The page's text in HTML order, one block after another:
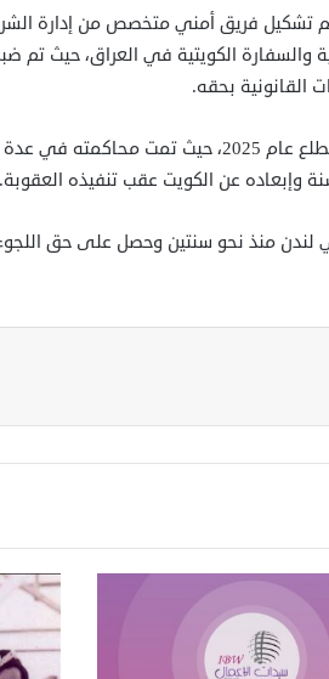
تشكيل فريق أمني متخصص من إدارة
والسفارة الكويتية في العراق، حيث تم
القانونية بحقه.
وتسلمت السلطات الكويتية سلمان الخالدي من العراق مطلع عام 2025، حيث
منذ نحو سنتين وحصل على حق